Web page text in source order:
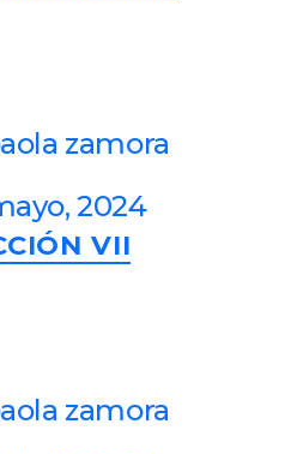
zamora
2024
Categories
VII
zamora